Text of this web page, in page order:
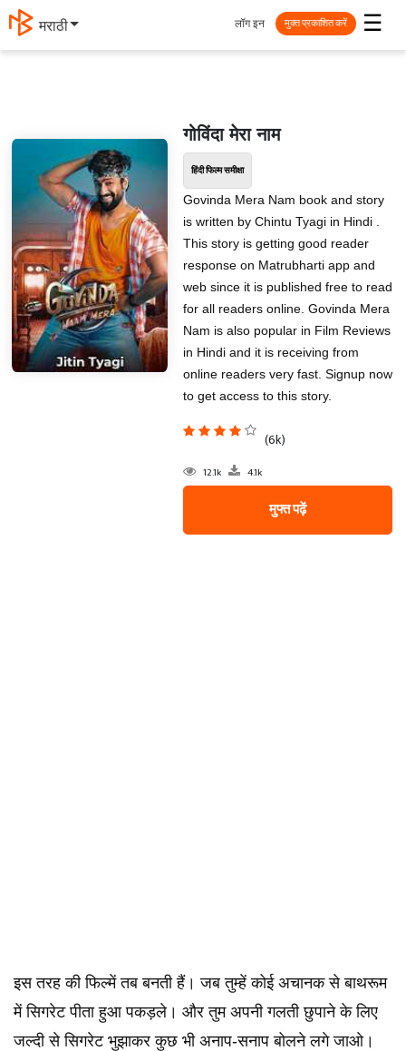
मराठी ☰
लॉग इन मुक्त प्रकाशित करें
गोविंदा मेरा नाम
हिंदी फिल्म समीक्षा
Govinda Mera Nam book and story
is written by Chintu Tyagi in Hindi .
This story is getting good reader
response on Matrubharti app and
web since it is published free to read
for all readers online. Govinda Mera
Nam is also popular in Film Reviews
in Hindi and it is receiving from
online readers very fast. Signup now
to get access to this story.
(6k)
12.1k 4.1k
मुफ्त पढ़ें
इस तरह की फिल्में तब बनती हैं। जब तुम्हें कोई अचानक से बाथरूम
में सिगरेट पीता हुआ पकड़ले। और तुम अपनी गलती छुपाने के लिए
जल्दी से सिगरेट भुझाकर कुछ भी अनाप-सनाप बोलने लगे जाओ।